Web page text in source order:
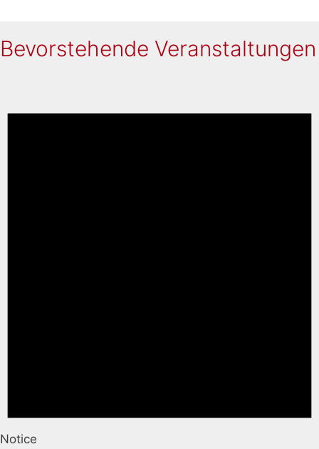
Bevorstehende Veranstaltungen
Notice